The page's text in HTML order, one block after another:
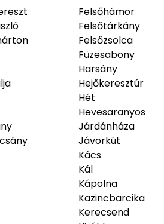
Felsőhámor
Felsőtárkány
Felsőzsolca
Füzesabony
Harsány
Hejőkeresztúr
Hét
Hevesaranyos
Járdánháza
Jávorkút
Kács
Kál
Kápolna
Kazincbarcika
Kerecsend